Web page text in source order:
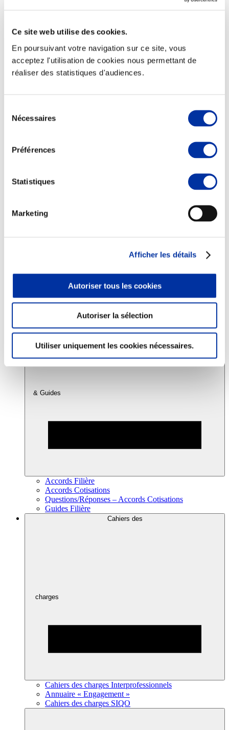
Ce site web utilise des cookies.
En poursuivant votre navigation sur ce site, vous
acceptez l'utilisation de cookies nous permettant de
réaliser des statistiques d'audiences.
Nécessaires
Préférences
Statistiques
Marketing
Afficher les détails
Autoriser tous les cookies
Autoriser la sélection
Utiliser uniquement les cookies nécessaires.
Transport – mise en marché
Abattoir
Viandes et santé
Juste rémunération et attractivité des métiers
Sources d’information
Accords
& Guides
Accords Filière
Accords Cotisations
Questions/Réponses – Accords Cotisations
Guides Filière
Cahiers des
charges
Cahiers des charges Interprofessionnels
Annuaire « Engagement »
Cahiers des charges SIQO